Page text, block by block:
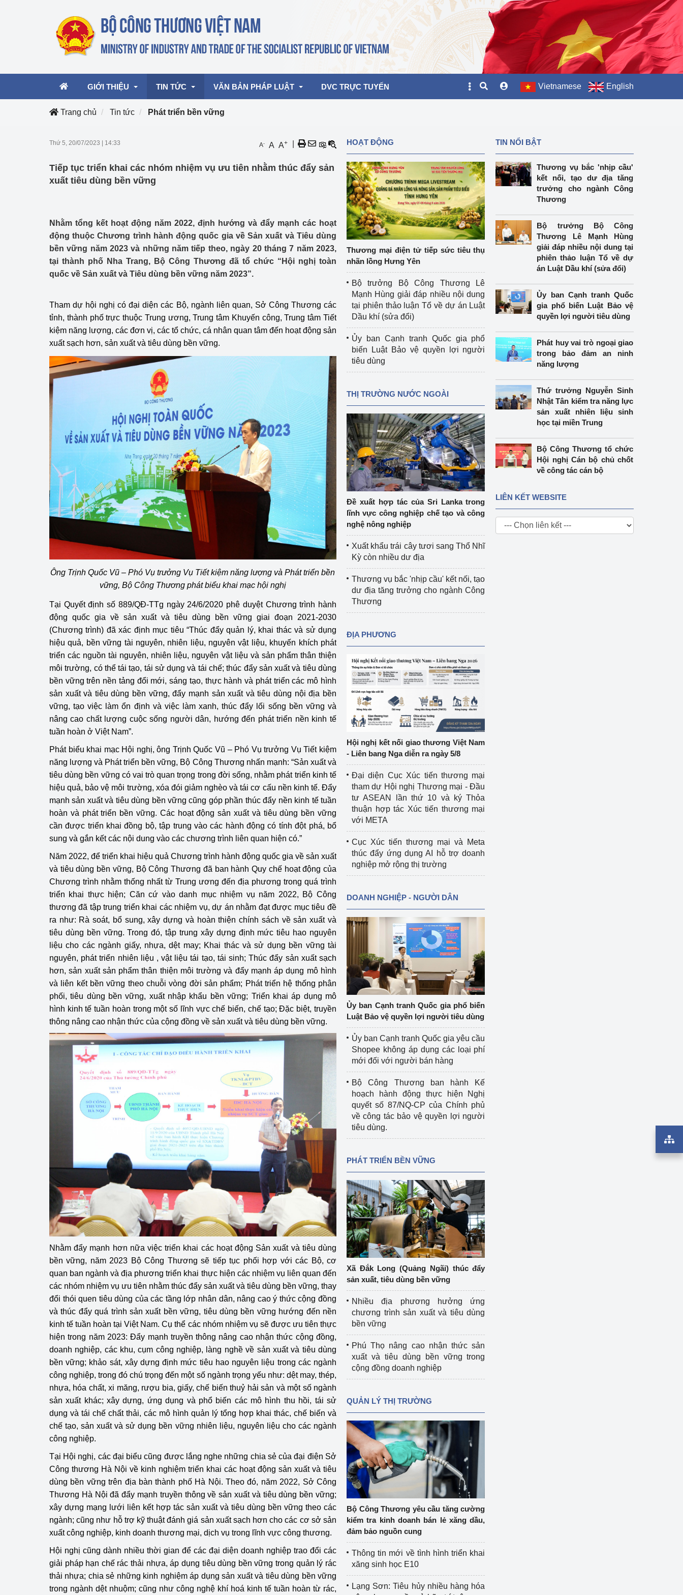
GIỚI THIỆU
Cơ cấu tổ chức
TIN TỨC
Hoạt động của Lãnh đạo Bộ
mại, Dịch vụ Việt Nam 2026
Công Thương - Công luận
Họp báo
Thông cáo báo chí
Điểm báo
Chuyển đổi số
Lịch sử phát triển
Bản tin Thị trường Nông Lâm Thủy sản
Phát triển nguồn nhân lực
Phát triển bền vững
Tổ chức kiểm định
Tổ chức kiểm định kỹ thuật an toàn lao
động thuộc thẩm quyền quản lý của
Bộ Công Thương
Tổ chức được cấp GCN đăng ký, hoạt
động kiểm định thiết bị, dụng cụ điện
làm việc ở môi trường không có nguy
hiểm khí, bụi nổ
Cơ sở sản xuất, sửa chữa chai chứa
LPG
Tổ chức huấn luyện, bồi dưỡng
nghiệp vụ kiểm định kỹ thuật an toàn
Văn hóa ngành Công Thương
Tái cơ cấu ngành Công Thương
Quản lý thị trường
Sử dụng năng lượng tiết kiệm và
hiệu quả
Hiệu quả năng lượng
Khoa học, công nghệ và đổi mới sáng
tạo
Thông báo
Bảo vệ môi trường Video bảo vệ môi trường
Văn bản về môi trường
Đọc báo giúp bạn
Doanh nghiệp - Người dân
Xúc tiến thương mại Khu vực miền Bắc
Khu vực miền Trung
Khu vực miền Nam
Thị trường nước ngoàiHiệp định EVFTA
Thị trường châu Á – châu Phi
Thị trường châu Âu – châu Mỹ
Thị trường trong nước
Ngành Công Thương đưa nghị quyết
Đại hội XIV của Đảng vào cuộc sống
Phát triển công nghiệpCông nghiệp nền tảng
Sản xuất công nghiệp
VĂN BẢN PHÁP LUẬT DVC TRỰC TUYẾN Vietnamese English
Trang chủ Tin tức Phát triển bền vững
Thứ 5, 20/07/2023 14:33 A- A A+
Tiếp tục triển khai các nhóm nhiệm vụ ưu tiên nhằm thúc đẩy sản
xuất tiêu dùng bền vững
Nhằm tổng kết hoạt động năm 2022, định hướng và đẩy mạnh các hoạt
động thuộc Chương trình hành động quốc gia về Sản xuất và Tiêu dùng
bền vững năm 2023 và những năm tiếp theo, ngày 20 tháng 7 năm 2023,
tại thành phố Nha Trang, Bộ Công Thương đã tổ chức “Hội nghị toàn
quốc về Sản xuất và Tiêu dùng bền vững năm 2023”.
Tham dự hội nghị có đại diện các Bộ, ngành liên quan, Sở Công Thương các
tỉnh, thành phố trực thuộc Trung ương, Trung tâm Khuyến công, Trung tâm Tiết
kiệm năng lượng, các đơn vị, các tổ chức, cá nhân quan tâm đến hoạt động sản
xuất sạch hơn, sản xuất và tiêu dùng bền vững.
Ông Trịnh Quốc Vũ – Phó Vụ trưởng Vụ Tiết kiệm năng lượng và Phát triển bền
vững, Bộ Công Thương phát biểu khai mạc hội nghị
Tại Quyết định số 889/QĐ-TTg ngày 24/6/2020 phê duyệt Chương trình hành
động quốc gia về sản xuất và tiêu dùng bền vững giai đoạn 2021-2030
(Chương trình) đã xác định mục tiêu “Thúc đẩy quản lý, khai thác và sử dụng
hiệu quả, bền vững tài nguyên, nhiên liệu, nguyên vật liệu, khuyến khích phát
triển các nguồn tài nguyên, nhiên liệu, nguyên vật liệu và sản phẩm thân thiện
môi trường, có thể tái tạo, tái sử dụng và tái chế; thúc đẩy sản xuất và tiêu dùng
bền vững trên nền tảng đổi mới, sáng tạo, thực hành và phát triển các mô hình
sản xuất và tiêu dùng bền vững, đẩy mạnh sản xuất và tiêu dùng nội địa bền
vững, tạo việc làm ổn định và việc làm xanh, thúc đẩy lối sống bền vững và
nâng cao chất lượng cuộc sống người dân, hướng đến phát triển nền kinh tế
tuần hoàn ở Việt Nam”.
Phát biểu khai mạc Hội nghị, ông Trịnh Quốc Vũ – Phó Vụ trưởng Vụ Tiết kiệm
năng lượng và Phát triển bền vững, Bộ Công Thương nhấn mạnh: “Sản xuất và
tiêu dùng bền vững có vai trò quan trọng trong đời sống, nhằm phát triển kinh tế
hiệu quả, bảo vệ môi trường, xóa đói giảm nghèo và tái cơ cấu nền kinh tế. Đẩy
mạnh sản xuất và tiêu dùng bền vững cũng góp phần thúc đẩy nền kinh tế tuần
hoàn và phát triển bền vững. Các hoạt động sản xuất và tiêu dùng bền vững
cần được triển khai đồng bộ, tập trung vào các hành động có tính đột phá, bổ
sung và gắn kết các nội dung vào các chương trình liên quan hiện có.”
Năm 2022, để triển khai hiệu quả Chương trình hành động quốc gia về sản xuất
và tiêu dùng bền vững, Bộ Công Thương đã ban hành Quy chế hoạt động của
Chương trình nhằm thống nhất từ Trung ương đến địa phương trong quá trình
triển khai thực hiện; Căn cứ vào danh mục nhiệm vụ năm 2022, Bộ Công
thương đã tập trung triển khai các nhiệm vụ, dự án nhằm đạt được mục tiêu đề
ra như: Rà soát, bổ sung, xây dựng và hoàn thiện chính sách về sản xuất và
tiêu dùng bền vững. Trong đó, tập trung xây dựng định mức tiêu hao nguyên
liệu cho các ngành giấy, nhựa, dệt may; Khai thác và sử dụng bền vững tài
nguyên, phát triển nhiên liệu , vật liệu tái tạo, tái sinh; Thúc đẩy sản xuất sạch
hơn, sản xuất sản phẩm thân thiện môi trường và đẩy mạnh áp dụng mô hình
và liên kết bền vững theo chuỗi vòng đời sản phẩm; Phát triển hệ thống phân
phối, tiêu dùng bền vững, xuất nhập khẩu bền vững; Triển khai áp dụng mô
hình kinh tế tuần hoàn trong một số lĩnh vực chế biến, chế tạo; Đặc biệt, truyền
thông nâng cao nhận thức của cộng đồng về sản xuất và tiêu dùng bền vững.
Nhằm đẩy mạnh hơn nữa việc triển khai các hoạt động Sản xuất và tiêu dùng
bền vững, năm 2023 Bộ Công Thương sẽ tiếp tục phối hợp với các Bộ, cơ
quan ban ngành và địa phương triển khai thực hiện các nhiệm vụ liên quan đến
các nhóm nhiệm vụ ưu tiên nhằm thúc đẩy sản xuất và tiêu dùng bền vững, thay
đổi thói quen tiêu dùng của các tầng lớp nhân dân, nâng cao ý thức cộng đồng
và thúc đẩy quá trình sản xuất bền vững, tiêu dùng bền vững hướng đến nền
kinh tế tuần hoàn tại Việt Nam. Cụ thể các nhóm nhiệm vụ sẽ được ưu tiên thực
hiện trong năm 2023: Đẩy mạnh truyền thông nâng cao nhận thức cộng đồng,
doanh nghiệp, các khu, cụm công nghiệp, làng nghề về sản xuất và tiêu dùng
bền vững; khảo sát, xây dựng định mức tiêu hao nguyên liệu trong các ngành
công nghiệp, trong đó chú trọng đến một số ngành trọng yếu như: dệt may, thép,
nhựa, hóa chất, xi măng, rượu bia, giấy, chế biến thuỷ hải sản và một số ngành
sản xuất khác; xây dựng, ứng dụng và phổ biến các mô hình thu hồi, tái sử
dụng và tái chế chất thải, các mô hình quản lý tổng hợp khai thác, chế biến và
chế tạo, sản xuất và sử dụng bền vững nhiên liệu, nguyên liệu cho các ngành
công nghiệp.
Tại Hội nghị, các đại biểu cũng được lắng nghe những chia sẻ của đại điện Sở
Công thương Hà Nội về kinh nghiệm triển khai các hoạt động sản xuất và tiêu
dùng bền vững trên địa bàn thành phố Hà Nội. Theo đó, năm 2022, Sở Công
Thương Hà Nội đã đẩy mạnh truyền thông về sản xuất và tiêu dùng bền vững;
xây dựng mạng lưới liên kết hợp tác sản xuất và tiêu dùng bền vững theo các
ngành; cũng như hỗ trợ kỹ thuật đánh giá sản xuất sạch hơn cho các cơ sở sản
xuất công nghiệp, kinh doanh thương mại, dịch vụ trong lĩnh vực công thương.
Hội nghị cũng dành nhiều thời gian để các đại diện doanh nghiệp trao đổi các
giải pháp hạn chế rác thải nhựa, áp dụng tiêu dùng bền vững trong quản lý rác
thải nhựa; chia sẻ những kinh nghiệm áp dụng sản xuất và tiêu dùng bền vững
trong ngành dệt nhuộm; cũng như công nghệ khí hoá kinh tế tuần hoàn từ rác,
HOẠT ĐỘNG
Thương mại điện tử tiếp sức tiêu thụ
nhãn lồng Hưng Yên
Bộ trưởng Bộ Công Thương Lê
Mạnh Hùng giải đáp nhiều nội dung
tại phiên thảo luận Tổ về dự án Luật
Dầu khí (sửa đổi)
Ủy ban Cạnh tranh Quốc gia phổ
biến Luật Bảo vệ quyền lợi người
tiêu dùng
THỊ TRƯỜNG NƯỚC NGOÀI
Đề xuất hợp tác của Sri Lanka trong
lĩnh vực công nghiệp chế tạo và công
nghệ nông nghiệp
Xuất khẩu trái cây tươi sang Thổ Nhĩ
Kỳ còn nhiều dư địa
Thương vụ bắc 'nhịp cầu' kết nối, tạo
dư địa tăng trưởng cho ngành Công
Thương
ĐỊA PHƯƠNG
Hội nghị kết nối giao thương Việt Nam
- Liên bang Nga diễn ra ngày 5/8
Đại diện Cục Xúc tiến thương mại
tham dự Hội nghị Thương mại - Đầu
tư ASEAN lần thứ 10 và ký Thỏa
thuận hợp tác Xúc tiến thương mại
với META
Cục Xúc tiến thương mại và Meta
thúc đẩy ứng dụng AI hỗ trợ doanh
nghiệp mở rộng thị trường
DOANH NGHIỆP - NGƯỜI DÂN
Ủy ban Cạnh tranh Quốc gia phổ biến
Luật Bảo vệ quyền lợi người tiêu dùng
Ủy ban Cạnh tranh Quốc gia yêu cầu
Shopee không áp dụng các loại phí
mới đối với người bán hàng
Bộ Công Thương ban hành Kế
hoạch hành động thực hiện Nghị
quyết số 87/NQ-CP của Chính phủ
về công tác bảo vệ quyền lợi người
tiêu dùng.
PHÁT TRIỂN BỀN VỮNG
Xã Đắk Long (Quảng Ngãi) thúc đẩy
sản xuất, tiêu dùng bền vững
Nhiều địa phương hưởng ứng
chương trình sản xuất và tiêu dùng
bền vững
Phú Thọ nâng cao nhận thức sản
xuất và tiêu dùng bền vững trong
cộng đồng doanh nghiệp
QUẢN LÝ THỊ TRƯỜNG
Bộ Công Thương yêu cầu tăng cường
kiểm tra kinh doanh bán lẻ xăng dầu,
đảm bảo nguồn cung
Thông tin mới về tình hình triển khai
xăng sinh học E10
Lạng Sơn: Tiêu hủy nhiều hàng hóa
TIN NỔI BẬT
Thương vụ bắc 'nhịp cầu'
kết nối, tạo dư địa tăng
trưởng cho ngành Công
Thương
Bộ trưởng Bộ Công
Thương Lê Mạnh Hùng
giải đáp nhiều nội dung tại
phiên thảo luận Tổ về dự
án Luật Dầu khí (sửa đổi)
Ủy ban Cạnh tranh Quốc
gia phổ biến Luật Bảo vệ
quyền lợi người tiêu dùng
Phát huy vai trò ngoại giao
trong bảo đảm an ninh
năng lượng
Thứ trưởng Nguyễn Sinh
Nhật Tân kiểm tra năng lực
sản xuất nhiên liệu sinh
học tại miền Trung
Bộ Công Thương tổ chức
Hội nghị Cán bộ chủ chốt
về công tác cán bộ
LIÊN KẾT WEBSITE